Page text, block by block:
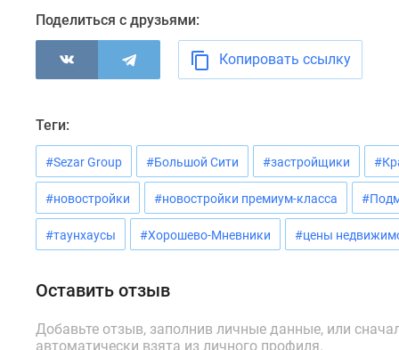
Новости
недвижимости
эксперта
рынка
Покупателю
новостроек
Эксперты
авторы
Реклама
Поделиться с друзьями:
Копировать ссылку
Теги:
#Sezar Group #Большой Сити #застройщики
#новостройки #новостройки премиум-класса
#таунхаусы #Хорошево-Мневники #цены
Оставить отзыв
Добавьте отзыв, заполнив личные данные, или
автоматически взята из личного профиля.